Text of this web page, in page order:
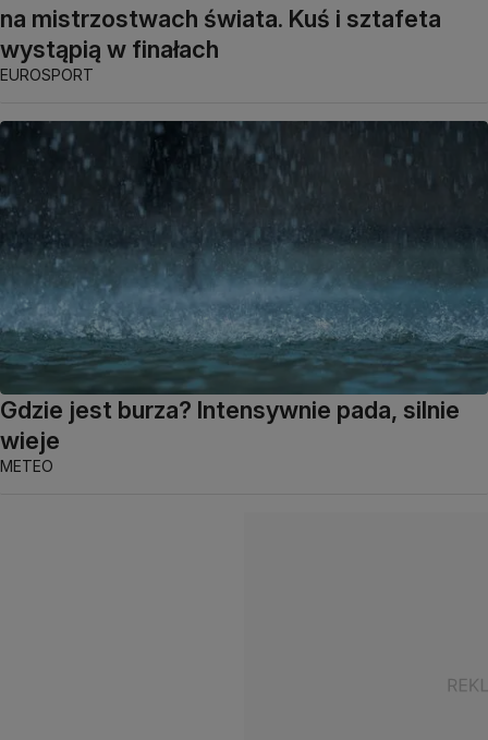
na mistrzostwach świata. Kuś i sztafeta
wystąpią w finałach
EUROSPORT
Gdzie jest burza? Intensywnie pada, silnie
wieje
METEO